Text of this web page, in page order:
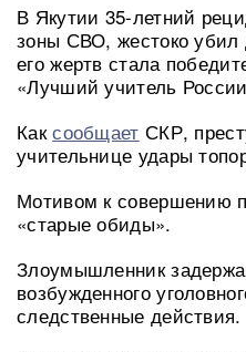
В Якутии 35-летний
зоны СВО, жестоко убил
его жертв стала
«Лучший учитель
Каксообщает СКР,
учительнице удары
Мотивом к совершению
«старые обиды».
Злоумышленник
возбужденного
следственные действия.